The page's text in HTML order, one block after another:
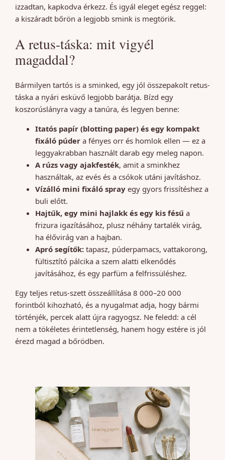
izzadtan, kapkodva érkezz. És igyál eleget egész reggel:
a kiszáradt bőrön a legjobb smink is megtörik.
A retus-táska: mit vigyél
magaddal?
Bármilyen tartós is a sminked, egy jól összepakolt retus-
táska a nyári esküvő legjobb barátja. Bízd egy
koszorúslányra vagy a tanúra, és legyen benne:
Itatós papír (blotting paper) és egy kompakt
fixáló púder a fényes orr és homlok ellen — ez a
leggyakrabban használt darab egy meleg napon.
A rúzs vagy ajakfesték, amit a sminkhez
használtak, az evés és a csókok utáni javításhoz.
Vízálló mini fixáló spray egy gyors frissítéshez a
buli előtt.
Hajtűk, egy mini hajlakk és egy kis fésű a
frizura igazításához, plusz néhány tartalék virág,
ha élővirág van a hajban.
Apró segítők: tapasz, púderpamacs, vattakorong,
fültisztító pálcika a szem alatti elkenődés
javításához, és egy parfüm a felfrissüléshez.
Egy teljes retus-szett összeállítása 8 000–20 000
forintból kihozható, és a nyugalmat adja, hogy bármi
történjék, percek alatt újra ragyogsz. Ne feledd: a cél
nem a tökéletes érintetlenség, hanem hogy estére is jól
érezd magad a bőrödben.